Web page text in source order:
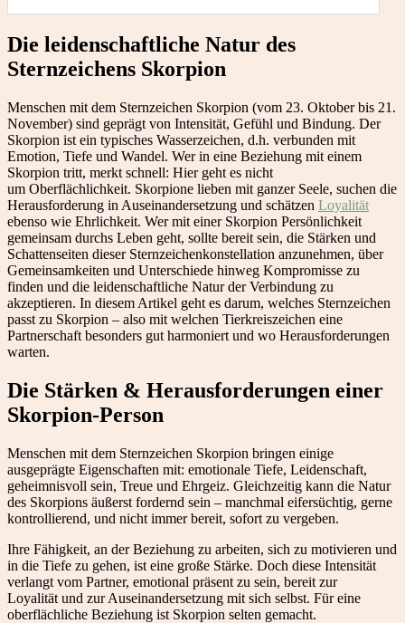
Die leidenschaftliche Natur des
Sternzeichens Skorpion
Menschen mit dem Sternzeichen Skorpion (vom 23. Oktober bis 21.
November) sind geprägt von Intensität, Gefühl und Bindung. Der
Skorpion ist ein typisches Wasserzeichen, d.h. verbunden mit
Emotion, Tiefe und Wandel. Wer in eine Beziehung mit einem
Skorpion tritt, merkt schnell: Hier geht es nicht
um Oberflächlichkeit. Skorpione lieben mit ganzer Seele, suchen die
Herausforderung in Auseinandersetzung und schätzen Loyalität
ebenso wie Ehrlichkeit. Wer mit einer Skorpion Persönlichkeit
gemeinsam durchs Leben geht, sollte bereit sein, die Stärken und
Schattenseiten dieser Sternzeichenkonstellation anzunehmen, über
Gemeinsamkeiten und Unterschiede hinweg Kompromisse zu
finden und die leidenschaftliche Natur der Verbindung zu
akzeptieren. In diesem Artikel geht es darum, welches Sternzeichen
passt zu Skorpion – also mit welchen Tierkreiszeichen eine
Partnerschaft besonders gut harmoniert und wo Herausforderungen
warten.
Die Stärken & Herausforderungen einer
Skorpion-Person
Menschen mit dem Sternzeichen Skorpion bringen einige
ausgeprägte Eigenschaften mit: emotionale Tiefe, Leidenschaft,
geheimnisvoll sein, Treue und Ehrgeiz. Gleichzeitig kann die Natur
des Skorpions äußerst fordernd sein – manchmal eifersüchtig, gerne
kontrollierend, und nicht immer bereit, sofort zu vergeben.
Ihre Fähigkeit, an der Beziehung zu arbeiten, sich zu motivieren und
in die Tiefe zu gehen, ist eine große Stärke. Doch diese Intensität
verlangt vom Partner, emotional präsent zu sein, bereit zur
Loyalität und zur Auseinandersetzung mit sich selbst. Für eine
oberflächliche Beziehung ist Skorpion selten gemacht.